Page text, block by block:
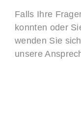
Falls Ihre
konnten oder
wenden Sie
unsere